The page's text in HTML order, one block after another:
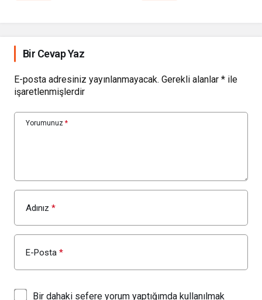
Bir Cevap Yaz
E-posta adresiniz yayınlanmayacak. Gerekli alanlar * ile
işaretlenmişlerdir
Yorumunuz *
Adınız *
E-Posta *
Bir dahaki sefere yorum yaptığımda kullanılmak